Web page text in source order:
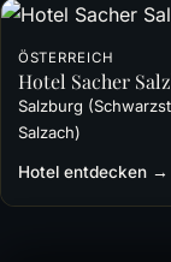
ÖSTERREICH
Hotel Sacher
Salzburg
Salzach)
Hotel entdecken →